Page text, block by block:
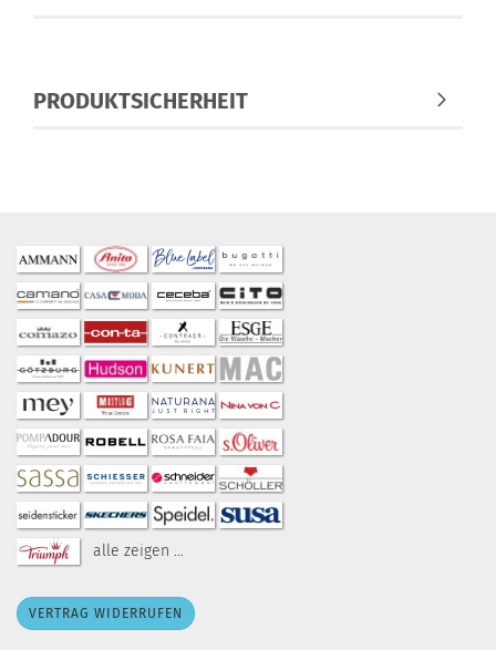
PRODUKTSICHERHEIT
alle zeigen ...
VERTRAG WIDERRUFEN